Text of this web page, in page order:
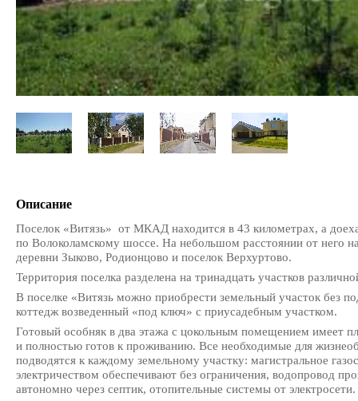
Описание
Поселок «Витязь» от МКАД находится в 43 километрах, а
по Волоколамскому шоссе. На небольшом расстоянии от него
деревни Зыково, Родионцово и поселок Верхуртово.
Территория поселка разделена на тринадцать участков
В поселке «Витязь можно приобрести земельный участок без
коттедж возведенный «под ключ» с приусадебным участком.
Готовый особняк в два этажа с цокольным помещением имеет
и полностью готов к проживанию. Все необходимые для
подводятся к каждому земельному участку: магистральное
электричеством обеспечивают без ограничения, водопровод
автономно через септик, отопительные системы от электросети.